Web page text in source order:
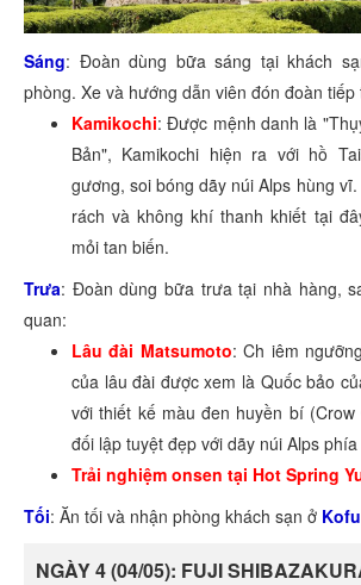
Sáng: Đoàn dùng bữa sáng tại khách
phòng. Xe và hướng dẫn viên đón đoàn tiếp
Kamikochi: Được mệnh danh là
Bản", Kamikochi hiện ra với hồ
gương, soi bóng dãy núi Alps hùng
rách và không khí thanh khiết tại
mỏi tan biến.
Trưa: Đoàn dùng bữa trưa tại nhà hàng,
quan:
Lâu đài Matsumoto: Ch iêm
của lâu đài được xem là Quốc bảo
với thiết kế màu đen huyền bí
đối lập tuyệt đẹp với dãy núi Alps phía
Trải nghiệm onsen tại Hot Spring
Tối: Ăn tối và nhận phòng khách sạn ở Kofu
NGÀY 4 (04/05): FUJI